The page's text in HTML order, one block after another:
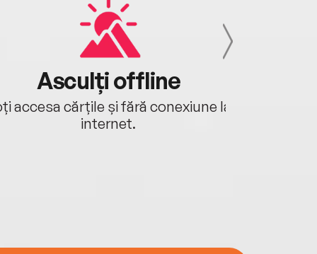
Asculți offline
accesa cărțile și fără conexiune la
internet.